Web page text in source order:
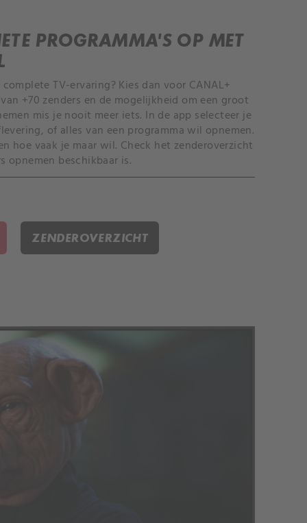
PROGRAMMA’S OP MET
TV-ervaring? Kies dan voor CANAL+
+70 zenders en de mogelijkheid om een groot
mis je nooit meer iets. In de app selecteer je
of alles van een programma wil opnemen.
hoe vaak je maar wil. Check het zenderoverzicht
opnemen beschikbaar is.
ZENDEROVERZICHT